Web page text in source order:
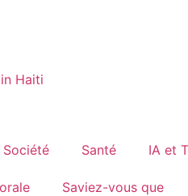
Société Santé IA et
Saviez-vous que